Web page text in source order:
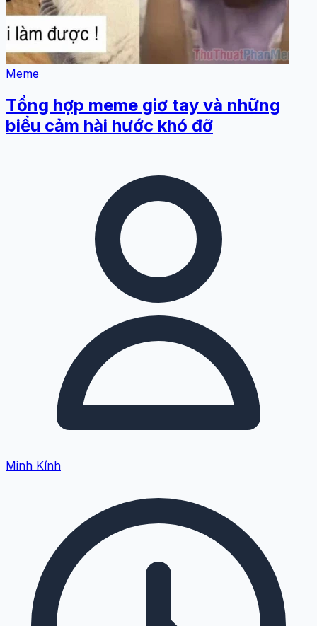
Meme
Tổng hợp meme giơ tay và những
biểu cảm hài hước khó đỡ
Minh Kính